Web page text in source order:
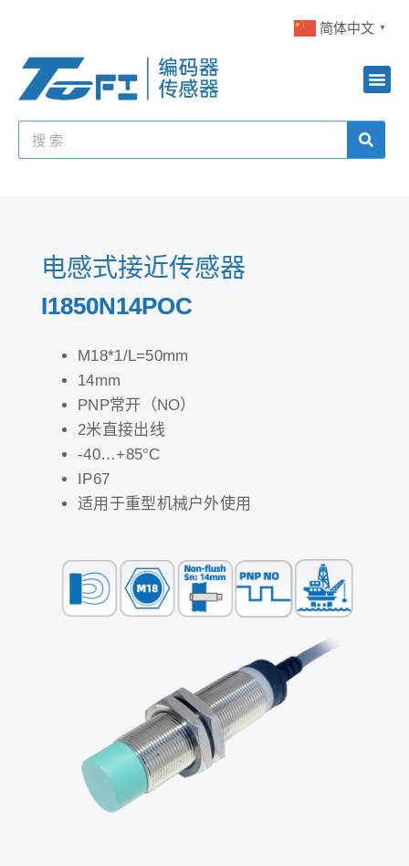
简体中文 ▼
电感式接近传感器
I1850N14POC
M18*1/L=50mm
14mm
PNP常开（NO）
2米直接出线
-40…+85°C
IP67
适用于重型机械户外使用